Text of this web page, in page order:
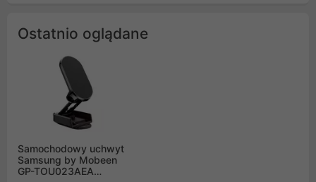
Ostatnio oglądane
Samochodowy uchwyt
Samsung by Mobeen
GP-TOU023AEA